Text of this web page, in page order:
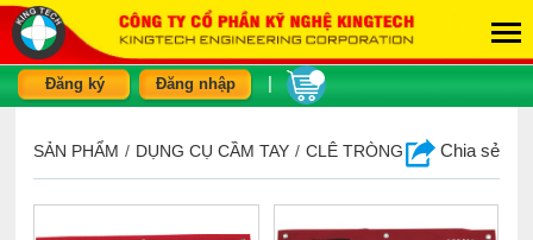
Đăng ký Đăng nhập
SẢN PHẨM / DỤNG CỤ CẦM TAY / CLÊ TRÒNG Chia sẻ